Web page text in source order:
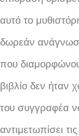
αυτό το
δωρεάν
που
βιβλίο δεν ήταν
του συγγραφέα
αντιμετωπίσει